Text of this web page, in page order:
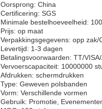
Oorsprong: China
Certificering: SGS
Minimale bestelhoeveelheid:
Prijs: op maat
Verpakkingsgegevens: opp zak/
Levertijd: 1-3 dagen
Betalingsvoorwaarden: TT/VISA/
Vervoerscapaciteit: 10000000
Afdrukken: schermdrukken
Type: Geweven polsbanden
Vorm: Verschillende vormen
Gebruik: Promotie,